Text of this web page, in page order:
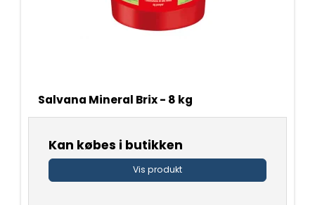
Salvana Mineral Brix - 8 kg
Kan købes i butikken
Vis produkt